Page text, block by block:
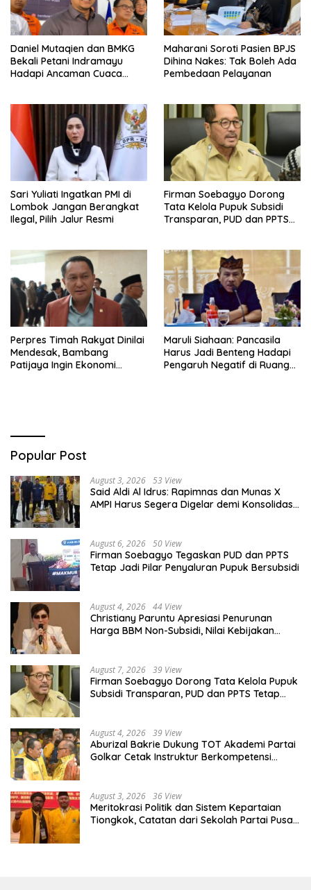
Daniel Mutaqien dan BMKG
Bekali Petani Indramayu
Hadapi Ancaman Cuaca
Maharani Soroti Pasien BPJS
Dihina Nakes: Tak Boleh Ada
Pembedaan Pelayanan
Sari Yuliati Ingatkan PMI di
Lombok Jangan Berangkat
Ilegal, Pilih Jalur Resmi
Firman Soebagyo Dorong
Tata Kelola Pupuk Subsidi
Transparan, PUD dan PPTS
Perpres Timah Rakyat Dinilai
Mendesak, Bambang
Patijaya Ingin Ekonomi
Maruli Siahaan: Pancasila
Harus Jadi Benteng Hadapi
Pengaruh Negatif di Ruang
Popular Post
August 3, 2026 53 View
Said Aldi Al Idrus: Rapimnas dan Munas X
AMPI Harus Segera Digelar demi Konsolidasi
August 6, 2026 50 View
Firman Soebagyo Tegaskan PUD dan PPTS
Tetap Jadi Pilar Penyaluran Pupuk Bersubsidi
August 4, 2026 44 View
Christiany Paruntu Apresiasi Penurunan
Harga BBM Non-Subsidi, Nilai Kebijakan
August 7, 2026 39 View
Firman Soebagyo Dorong Tata Kelola Pupuk
Subsidi Transparan, PUD dan PPTS Tetap
August 4, 2026 39 View
Aburizal Bakrie Dukung TOT Akademi Partai
Golkar Cetak Instruktur Berkompetensi
August 3, 2026 36 View
Meritokrasi Politik dan Sistem Kepartaian
Tiongkok, Catatan dari Sekolah Partai Pusat